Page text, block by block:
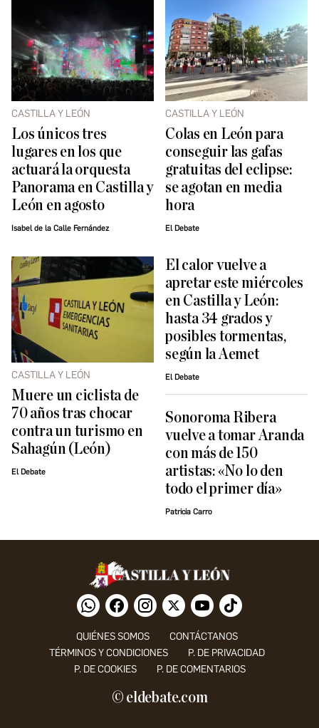
CASTILLA Y LEÓN
Los únicos tres
lugares en los que
actuará la orquesta
Panorama en Castilla y
León en agosto
Isabel de la Calle Fernández
CASTILLA Y LEÓN
Colas en León para
conseguir las gafas
gratuitas del eclipse:
se agotan en media
hora
El Debate
CASTILLA Y LEÓN
Muere un ciclista de
70 años tras chocar
contra un turismo en
Sahagún (León)
El Debate
El calor vuelve a
apretar este miércoles
en Castilla y León:
hasta 34 grados y
posibles tormentas,
según la Aemet
El Debate
Sonoroma Ribera
vuelve a tomar Aranda
con más de 150
artistas: «No lo den
todo el primer día»
Patricia Carro
QUIÉNES SOMOS
CONTÁCTANOS
TÉRMINOS Y CONDICIONES
P. DE PRIVACIDAD
P. DE COOKIES
P. DE COMENTARIOS
© eldebate.com